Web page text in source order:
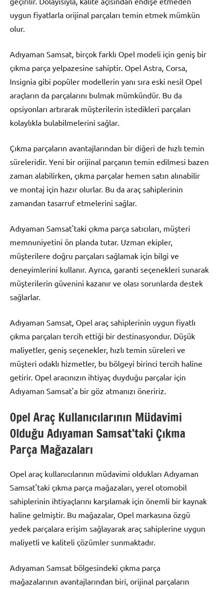
uygun fiyatlarla orijinal parçaları temin etmek mümkün
olur.
Adıyaman Samsat, birçok farklı Opel modeli için geniş bir
çıkma parça yelpazesine sahiptir. Opel Astra, Corsa,
Insignia gibi popüler modellerin yanı sıra eski nesil Opel
araçların da parçalarını bulmak mümkündür. Bu da
opsiyonları artırarak müşterilerin istedikleri parçaları
kolaylıkla bulabilmelerini sağlar.
Çıkma parçaların avantajlarından bir diğeri de hızlı temin
süreleridir. Yeni bir orijinal parçanın temin edilmesi bazen
zaman alabilirken, çıkma parçalar hemen satın alınabilir
ve montaj için hazır olurlar. Bu da araç sahiplerinin
zamandan tasarruf etmelerini sağlar.
Adıyaman Samsat'taki çıkma parça satıcıları, müşteri
memnuniyetini ön planda tutar. Uzman ekipler,
müşterilere doğru parçaları sağlamak için bilgi ve
deneyimlerini kullanır. Ayrıca, garanti seçenekleri sunarak
müşterilerin güvenini kazanır ve olası sorunlarda destek
sağlarlar.
Adıyaman Samsat, Opel araç sahiplerinin uygun fiyatlı
çıkma parçaları tercih ettiği bir destinasyondur. Düşük
maliyetler, geniş seçenekler, hızlı temin süreleri ve
müşteri odaklı hizmetler, bu bölgeyi birinci tercih haline
getirir. Opel aracınızın ihtiyaç duyduğu parçalar için
Adıyaman Samsat'a bir göz atmanızı öneririz.
Opel Araç Kullanıcılarının Müdavimi
Olduğu Adıyaman Samsat’taki Çıkma
Parça Mağazaları
Opel araç kullanıcılarının müdavimi oldukları Adıyaman
Samsat'taki çıkma parça mağazaları, yerel otomobil
sahiplerinin ihtiyaçlarını karşılamak için önemli bir kaynak
haline gelmiştir. Bu mağazalar, Opel markasına özgü
yedek parçalara erişim sağlayarak araç sahiplerine uygun
maliyetli ve kaliteli çözümler sunmaktadır.
Adıyaman Samsat bölgesindeki çıkma parça
mağazalarının avantajlarından biri, orijinal parçaların